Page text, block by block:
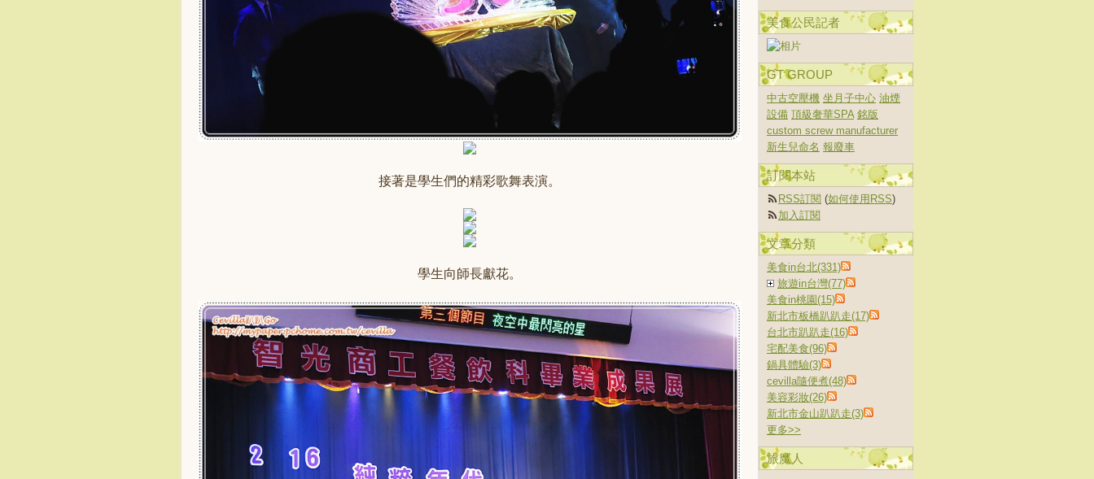
接著是學生們的精彩歌舞表演。
學生向師長獻花。
美食公民記者
GT GROUP
中古空壓機 坐月子中心 油煙
設備 頂級奢華SPA 銘版
custom screw manufacturer
新生兒命名 報廢車
訂閱本站
RSS訂閱 (如何使用RSS)
加入訂閱
文章分類
美食in台北(331)
旅遊in台灣(77)
美食in桃園(15)
新北市板橋趴趴走(17)
台北市趴趴走(16)
宅配美食(96)
鍋具體驗(3)
cevilla隨便煮(48)
美容彩妝(26)
新北市金山趴趴走(3)
更多>>
旅魔人